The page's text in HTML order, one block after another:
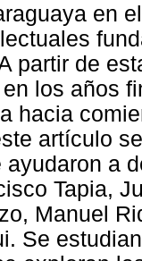
en
partir de
los años
hacia
artículo
ayudaron a
Tapia,
Manuel
Se